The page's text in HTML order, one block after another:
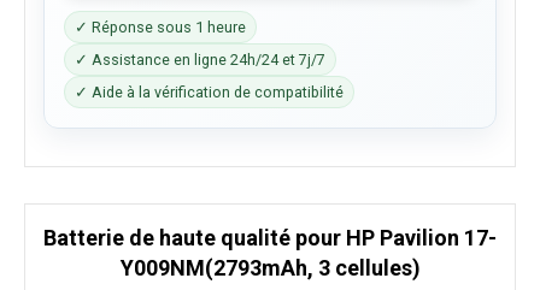
✓ Réponse sous 1 heure
✓ Assistance en ligne 24h/24 et 7j/7
✓ Aide à la vérification de compatibilité
Batterie de haute qualité pour HP Pavilion 17-
Y009NM(2793mAh, 3 cellules)